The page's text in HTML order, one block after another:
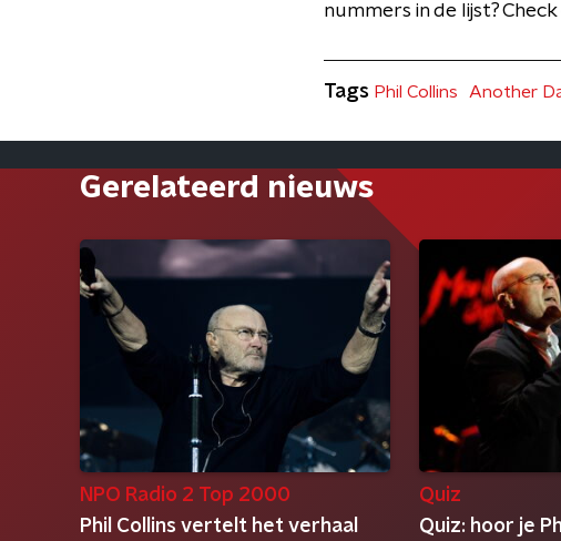
nummers in de lijst?
Tags Phil Collins Another
Gerelateerd nieuws
NPO Radio 2 Top 2000
Phil Collins vertelt het verhaal
Quiz
Quiz: hoor je